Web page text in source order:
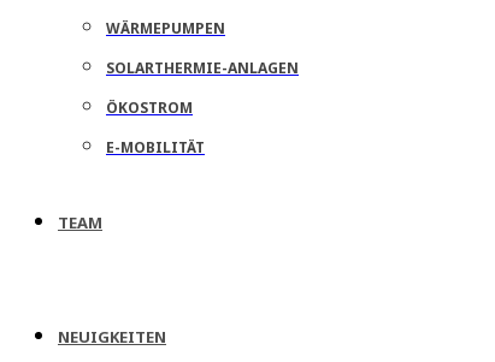
WÄRMEPUMPEN
SOLARTHERMIE-ANLAGEN
ÖKOSTROM
E-MOBILITÄT
TEAM
NEUIGKEITEN